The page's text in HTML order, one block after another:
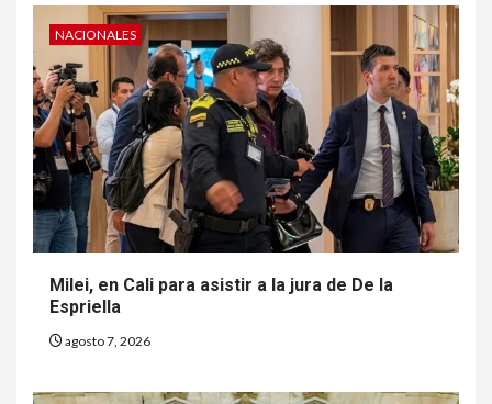
NACIONALES
Milei, en Cali para asistir a la jura de De la
Espriella
agosto 7, 2026